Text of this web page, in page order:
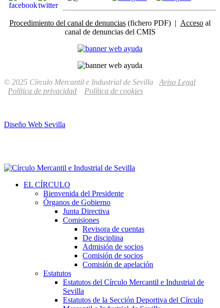
Procedimiento del canal de denuncias (fichero PDF) | Acceso al
canal de denuncias del CMIS
© 2025 Círculo Mercantil e Industrial de Sevilla Aviso Legal
Política de privacidad
Política de cookies
Diseño Web Sevilla
EL CÍRCULO
Bienvenida del Presidente
Órganos de Gobierno
Junta Directiva
Comisiones
Revisora de cuentas
De disciplina
Admisión de socios
Comisión de socios
Comisión de apelación
Estatutos
Estatutos del Círculo Mercantil e Industrial de
Sevilla
Estatutos de la Sección Deportiva del Círculo